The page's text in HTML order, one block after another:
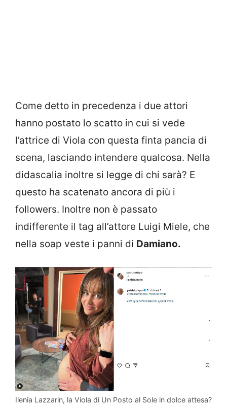
Come detto in precedenza i due attori
hanno postato lo scatto in cui si vede
l’attrice di Viola con questa finta pancia di
scena, lasciando intendere qualcosa. Nella
didascalia inoltre si legge di chi sarà? E
questo ha scatenato ancora di più i
followers. Inoltre non è passato
indifferente il tag all’attore Luigi Miele, che
nella soap veste i panni di Damiano.
Ilenia Lazzarin, la Viola di Un Posto al Sole in dolce attesa?